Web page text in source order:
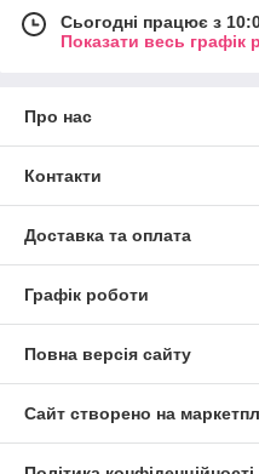
Сьогодні працює з
Показати весь графік
Про нас
Контакти
Доставка та оплата
Графік роботи
Повна версія сайту
Сайт створено на